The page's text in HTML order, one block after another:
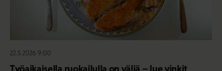
22.5.2026 9:00
Työaikaisella ruokailulla on väliä – lue vinkit